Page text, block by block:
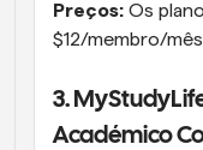
Preços: Os
$12/membro/
3.
Académico